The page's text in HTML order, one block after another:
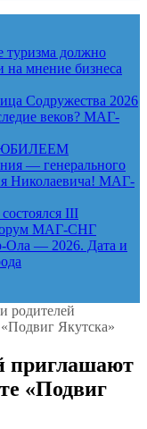
туризма должно
на мнение бизнеса
Содружества 2026
веков? МАГ-
— генерального
Николаевича! МАГ-
III
МАГ-СНГ
Ола — 2026. Дата и
родителей
Якутска»
приглашают
«Подвиг